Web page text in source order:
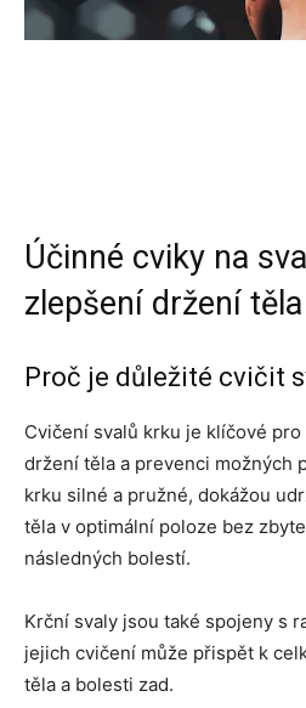
Účinné cviky na
zlepšení držení těla
Proč je důležité cvičit
Cvičení svalů krku je klíčové
držení těla a prevenci možných
krku silné a pružné, dokážou
těla v optimální poloze bez
následných bolestí.
Krční svaly jsou také spojeny s
jejich cvičení může přispět k
těla a bolesti zad.